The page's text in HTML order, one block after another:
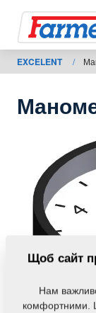
Назад
на
Мої
машини
EXCELENT /
Щоб сайт
Нам
комфортними.